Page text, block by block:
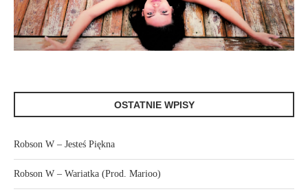
OSTATNIE WPISY
Robson W – Jesteś Piękna
Robson W – Wariatka (Prod. Marioo)